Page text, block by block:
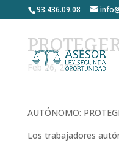
93.436.09.08
Feb 26, 2023
AUTÓNOMO:
Los trabajadores